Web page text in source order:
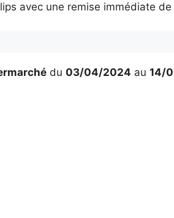
avec une remise immédiate
du 03/04/2024 au 14/